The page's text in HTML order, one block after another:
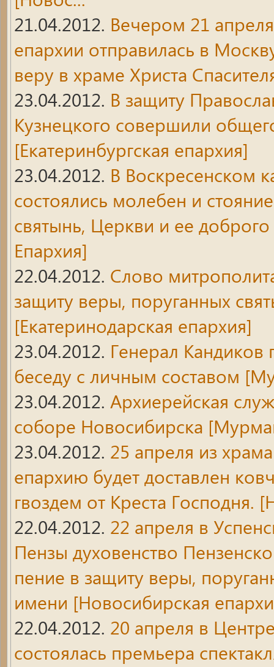
21.04.2012. Вечером 21
епархии отправилась в
веру в храме Христа
23.04.2012. В защиту
Кузнецкого совершили
[Екатеринбургская епархия]
23.04.2012. В Воскресенском
состоялись молебен и
святынь, Церкви и ее
Епархия]
22.04.2012. Слово
защиту веры, поруганных
[Екатеринодарская епархия]
23.04.2012. Генерал Кандиков
беседу с личным составом
23.04.2012. Архиерейская
соборе Новосибирска
23.04.2012. 25 апреля из
епархию будет доставлен
гвоздем от Креста Господня.
22.04.2012. 22 апреля в
Пензы духовенство
пение в защиту веры,
имени [Новосибирская
22.04.2012. 20 апреля в
состоялась премьера